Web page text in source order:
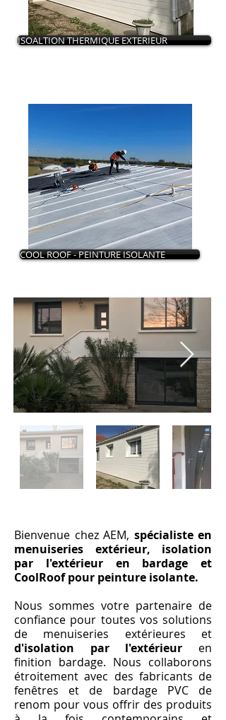
ISOALTION THERMIQUE EXTERIEUR
COOL ROOF - PEINTURE ISOLANTE
Bienvenue chez AEM, spécialiste en
menuiseries extérieur, isolation
par l'extérieur en bardage et
CoolRoof pour peinture isolante.
Nous sommes votre partenaire de
confiance pour toutes vos solutions
de menuiseries extérieures et
d'isolation par l'extérieur en
finition bardage. Nous collaborons
étroitement avec des fabricants de
fenêtres et de bardage PVC de
renom pour vous offrir des produits